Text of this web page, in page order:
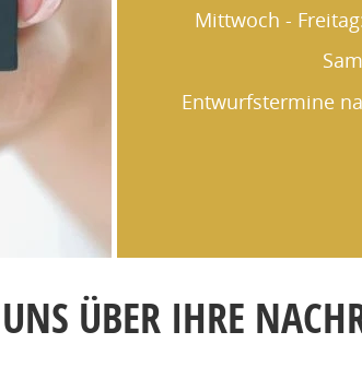
Mittwoch -
Entwurfstermine
ÜBER IHRE